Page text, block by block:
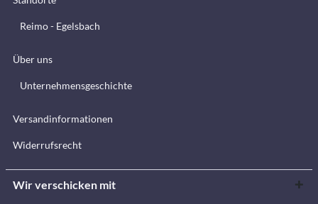
Reimo - Egelsbach
Über uns
Unternehmensgeschichte
Versandinformationen
Widerrufsrecht
Wir verschicken mit